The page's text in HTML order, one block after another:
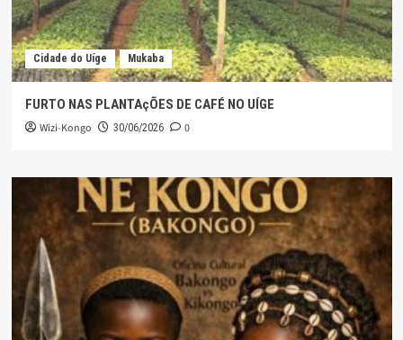
Cidade do Uíge Mukaba
FURTO NAS PLANTAçÕES DE CAFÉ NO UÍGE
Wizi-Kongo 30/06/2026 0